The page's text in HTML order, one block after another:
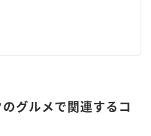
グルメで関連するコ